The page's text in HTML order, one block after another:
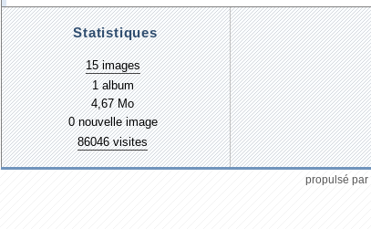
Statistiques
15 images
1 album
4,67 Mo
0 nouvelle image
86046 visites
propulsé par